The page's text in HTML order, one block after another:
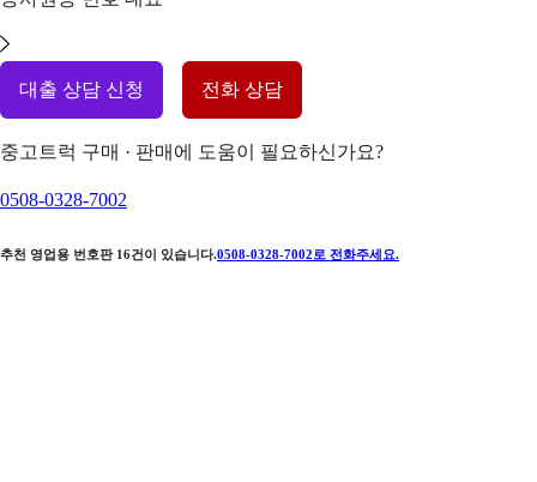
대출 상담 신청 전화 상담
중고트럭 구매 · 판매에 도움이 필요하신가요?
0508-0328-7002
추천 영업용 번호판 16건이 있습니다.0508-0328-7002 로 전화주세요.